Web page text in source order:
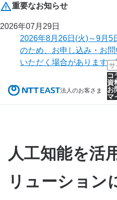
重要なお知らせ
2026年07月29日
2026年8月26日(火)～9月5
のため、お申し込み・お
いただく場合があります
法人のお客さま
コ
資
お
マ
人工知能を活
リューション